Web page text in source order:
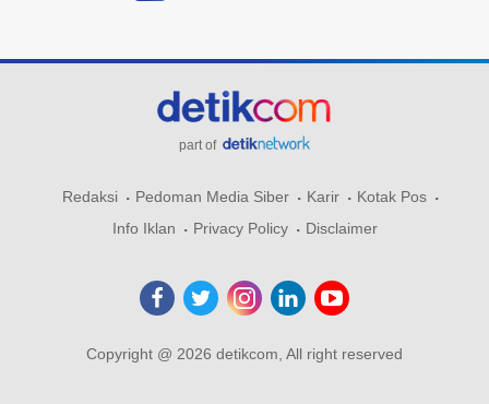
part of
Redaksi Pedoman Media Siber Karir
Kotak Pos
Info Iklan
Privacy Policy Disclaimer
Copyright @ 2026 detikcom, All right reserved